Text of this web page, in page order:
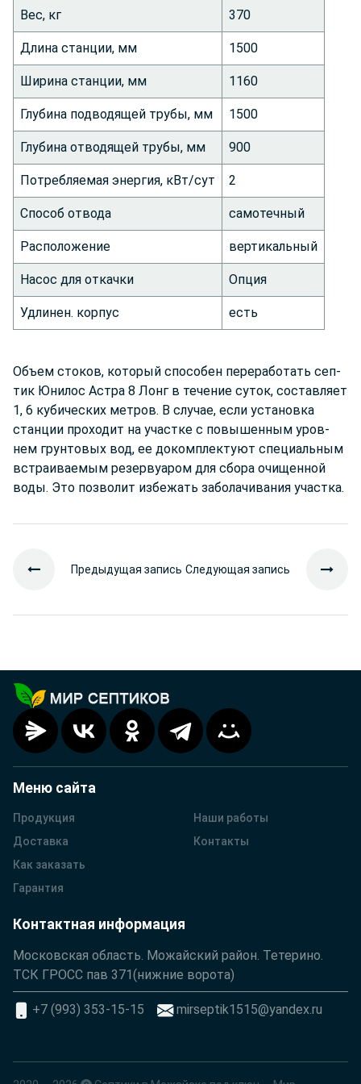
Вес, кг 370
Длина станции, мм 1500
Ширина станции, мм 1160
Глубина подводящей трубы, мм 1500
Глубина отводящей трубы, мм 900
Потребляемая энергия, кВт/сут 2
Способ отвода самотечный
Расположение вертикальный
Насос для откачки Опция
Удлинен. корпус есть
Объ­ем сто­ков, ко­то­рый спо­со­бен пе­ре­ра­бо­тать сеп­
тик Юни­лос Ас­тра 8 Лонг в те­че­ние су­ток, сос­тав­ля­ет
1, 6 ку­би­чес­ких мет­ров. В слу­чае, ес­ли ус­та­нов­ка
стан­ции про­хо­дит на учас­тке с по­вы­шен­ным уров­
нем грун­то­вых вод, ее до­ком­плек­ту­ют спе­ци­аль­ным
встра­ива­емым ре­зер­ву­аром для сбо­ра очи­щен­ной
во­ды. Это поз­во­лит из­бе­жать за­бо­ла­чи­ва­ния учас­тка.
Предыдущая запись Следующая запись
Меню сайта
Продукция
Доставка
Как заказать
Гарантия
Наши работы
Контакты
Контактная информация
Московская область. Можайский район. Тетерино.
ТСК ГРОСС пав 371(нижние ворота)
+7 (993) 353-15-15 mirseptik1515@yandex.ru